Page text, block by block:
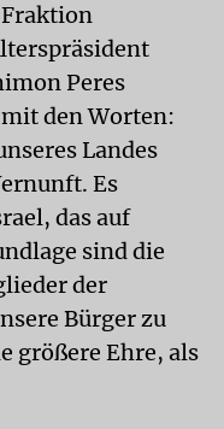
Peres
den Worten:
Landes
Es
das auf
sind die
der
Bürger zu
größere Ehre, als